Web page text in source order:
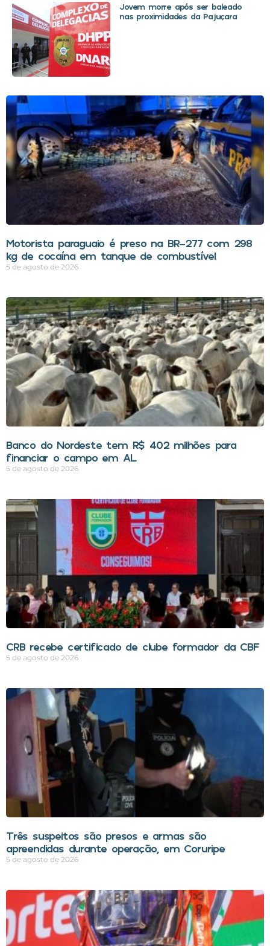
Jovem morre após ser baleado
nas proximidades da Pajuçara
Motorista paraguaio é preso na BR-277 com 298
kg de cocaína em tanque de combustível
5 de agosto de 2026
Banco do Nordeste tem R$ 402 milhões para
financiar o campo em AL
5 de agosto de 2026
CRB recebe certificado de clube formador da CBF
5 de agosto de 2026
Três suspeitos são presos e armas são
apreendidas durante operação, em Coruripe
5 de agosto de 2026